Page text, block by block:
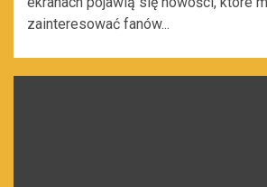
zainteresować fanów...